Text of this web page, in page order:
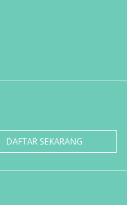
DAFTAR SEKARANG